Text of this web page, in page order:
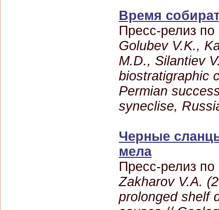
Время
Пресс-релиз по
Golubev V.K.,
M.D., Silantiev
biostratigraphic
Permian
syneclise,
Черные
мела
Пресс-релиз по
Zakharov V.A.
prolonged shelf